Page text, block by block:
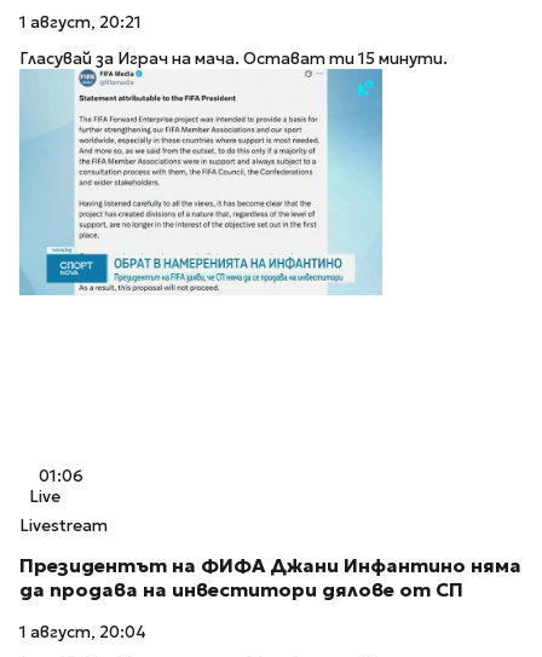
1 август, 20:21
Гласувай за Играч на мача. Остават ти 15 минути.
01:06
Live
Livestream
Президентът на ФИФА Джани Инфантино няма
да продава на инвеститори дялове от СП
1 август, 20:04